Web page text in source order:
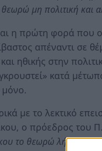
θεωρώ μη πολιτική και
η πρώτη φορά που
απέναντι σε
ηθικής στην
κατά
μόνο.
με το λεκτικό
ο πρόεδρος του
το θεωρώ λήξαν»